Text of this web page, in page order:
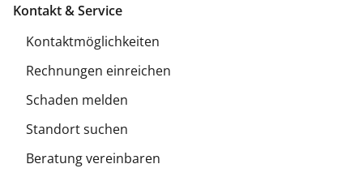
Kontakt & Service
Kontaktmöglichkeiten
Rechnungen einreichen
Schaden melden
Standort suchen
Beratung vereinbaren